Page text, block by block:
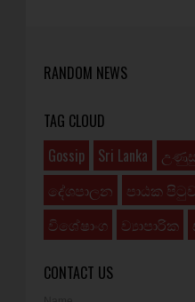
RANDOM NEWS
TAG CLOUD
Gossip
Sri Lanka
දේශපාලන
පාඨක පිටුව
විශේෂාංග
ව්‍යාපාරික
CONTACT US